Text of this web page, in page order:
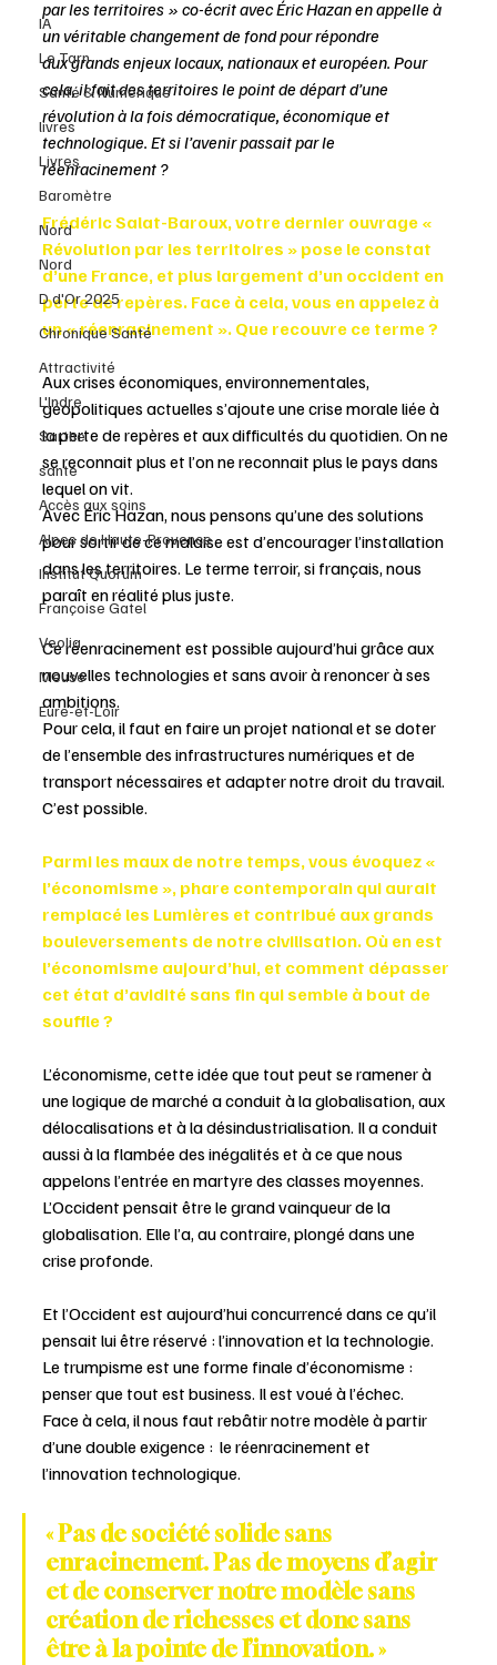
IA
Le Tarn
Santé & Numérique
livres
Livres
Baromètre
Nord
Nord
D d'Or 2025
Chronique Santé
Attractivité
L'Indre
Sarthe
santé
Accès aux soins
Alpes de Haute-Provence
Institut Quorum
Françoise Gatel
Veolia
Meuse
Eure-et-Loir
par les territoires » co-écrit avec Éric Hazan en appelle à
un véritable changement de fond pour répondre
aux grands enjeux locaux, nationaux et européen. Pour
cela, il fait des territoires le point de départ d’une
révolution à la fois démocratique, économique et
technologique. Et si l’avenir passait par le
réenracinement ?
Frédéric Salat-Baroux, votre dernier ouvrage «
Révolution par les territoires » pose le constat
d’une France, et plus largement d’un occident en
perte de repères. Face à cela, vous en appelez à
un « réenracinement ». Que recouvre ce terme ?
Aux crises économiques, environnementales,
géopolitiques actuelles s’ajoute une crise morale liée à
la perte de repères et aux difficultés du quotidien. On ne
se reconnait plus et l’on ne reconnait plus le pays dans
lequel on vit.
Avec Éric Hazan, nous pensons qu’une des solutions
pour sortir de ce malaise est d’encourager l’installation
dans les territoires. Le terme terroir, si français, nous
paraît en réalité plus juste.
Ce réenracinement est possible aujourd’hui grâce aux
nouvelles technologies et sans avoir à renoncer à ses
ambitions.
Pour cela, il faut en faire un projet national et se doter
de l’ensemble des infrastructures numériques et de
transport nécessaires et adapter notre droit du travail.
C’est possible.
Parmi les maux de notre temps, vous évoquez «
l’économisme », phare contemporain qui aurait
remplacé les Lumières et contribué aux grands
bouleversements de notre civilisation. Où en est
l’économisme aujourd’hui, et comment dépasser
cet état d’avidité sans fin qui semble à bout de
souffle ?
L’économisme, cette idée que tout peut se ramener à
une logique de marché a conduit à la globalisation, aux
délocalisations et à la désindustrialisation. Il a conduit
aussi à la flambée des inégalités et à ce que nous
appelons l’entrée en martyre des classes moyennes.
L’Occident pensait être le grand vainqueur de la
globalisation. Elle l’a, au contraire, plongé dans une
crise profonde.
Et l’Occident est aujourd’hui concurrencé dans ce qu’il
pensait lui être réservé : l’innovation et la technologie.
Le trumpisme est une forme finale d’économisme :
penser que tout est business. Il est voué à l’échec.
Face à cela, il nous faut rebâtir notre modèle à partir
d’une double exigence :  le réenracinement et
l’innovation technologique.
« Pas de société solide sans
enracinement. Pas de moyens d’agir
et de conserver notre modèle sans
création de richesses et donc sans
être à la pointe de l’innovation. »